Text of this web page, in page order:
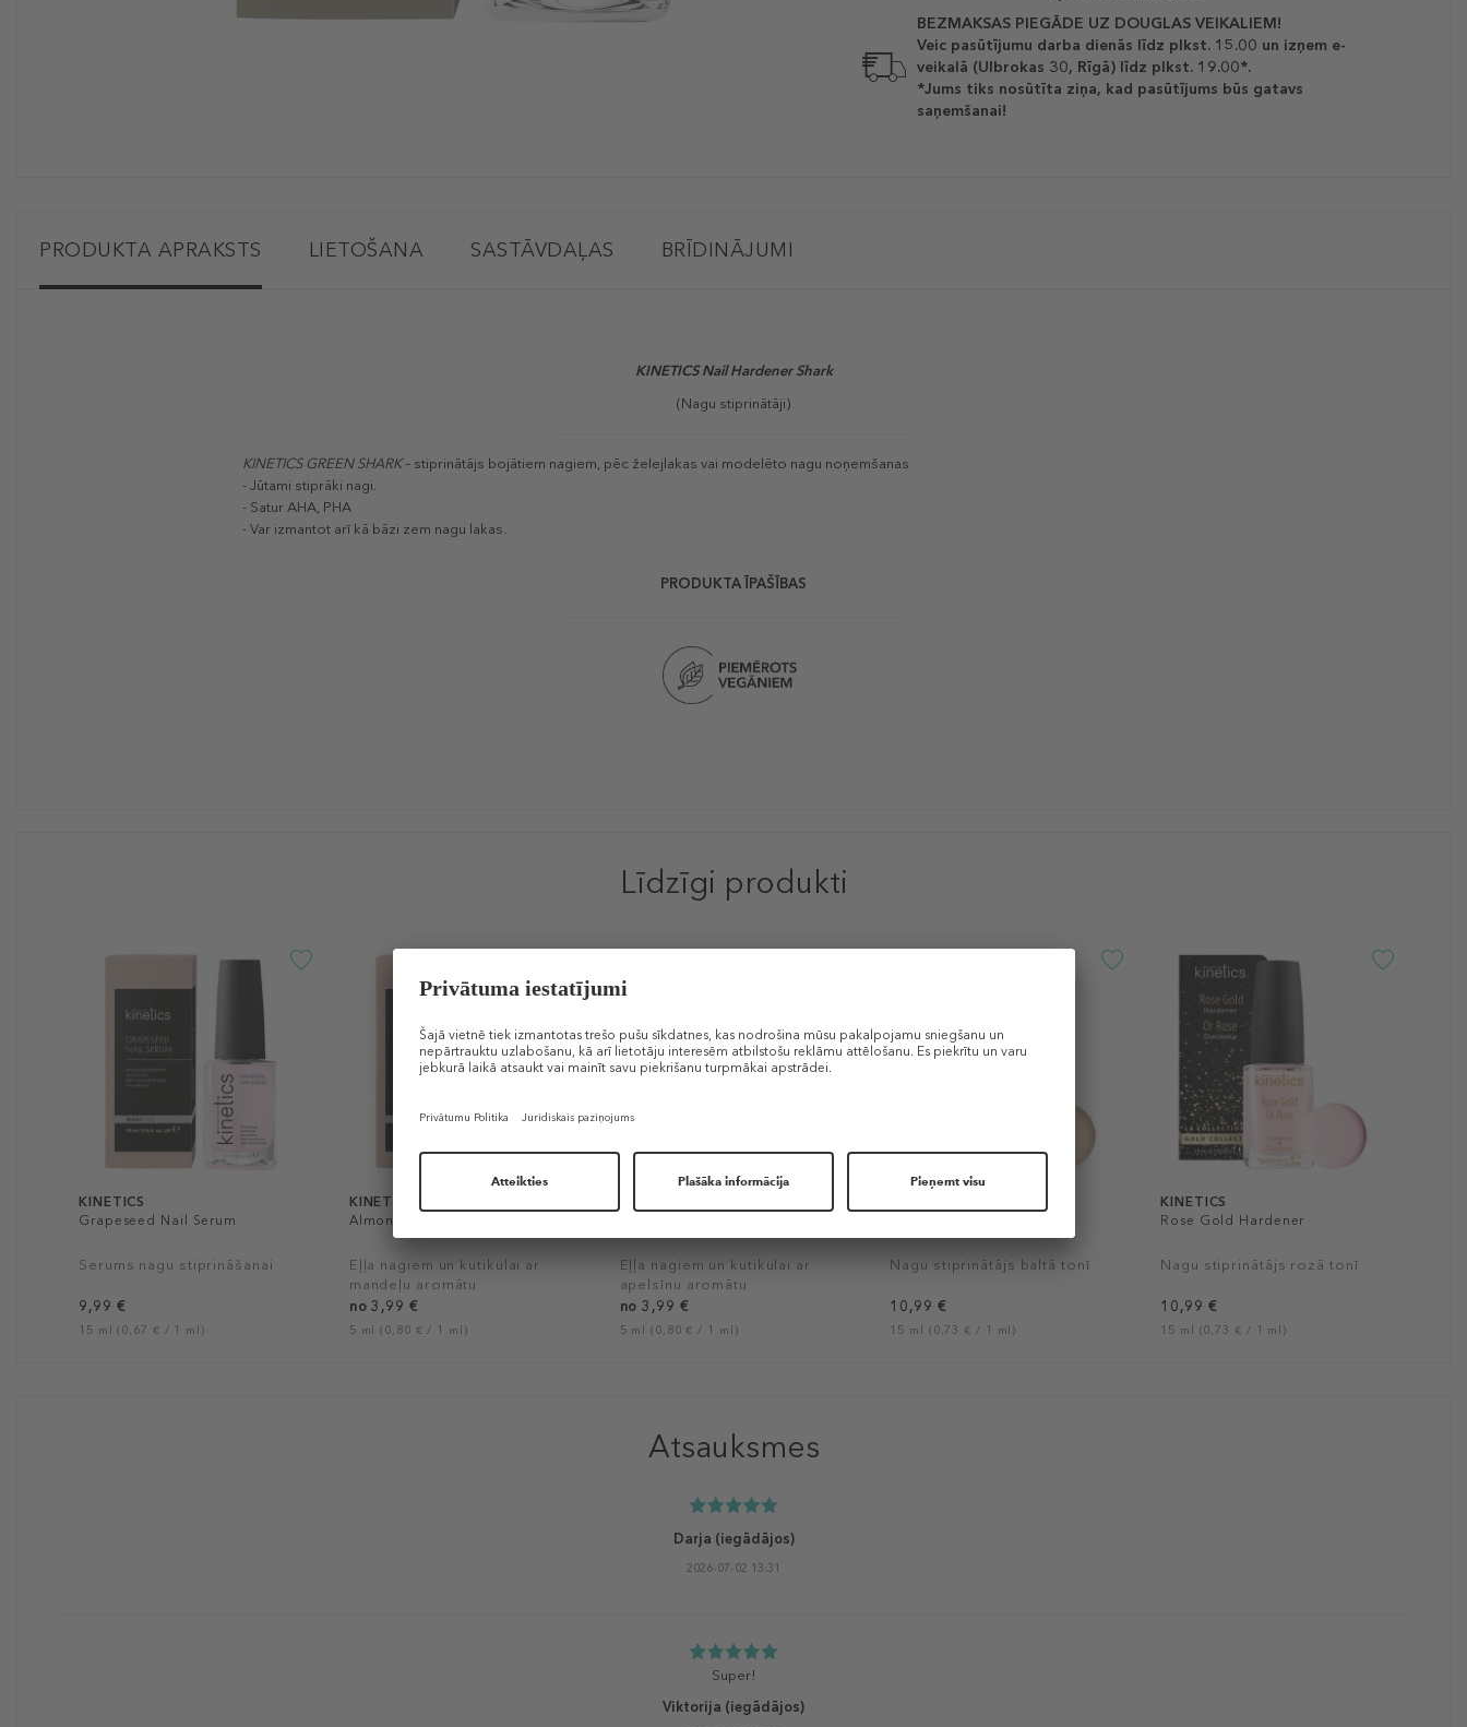
BEZMAKSAS PIEGĀDE UZ DOUGLAS VEIKALIEM!
Veic pasūtījumu darba dienās līdz plkst. 15.00 un izņem e-
veikalā (Ulbrokas 30, Rīgā) līdz plkst. 19.00*.
*Jums tiks nosūtīta ziņa, kad pasūtījums būs gatavs
saņemšanai!
PRODUKTA APRAKSTS LIETOŠANA SASTĀVDAĻAS BRĪDINĀJUMI
KINETICS Nail Hardener Shark
(Nagu stiprinātāji)
KINETICS GREEN SHARK– stiprinātājs bojātiem nagiem, pēc želejlakas vai modelēto nagu noņemšanas
- Jūtami stiprāki nagi.
- Satur AHA, PHA
- Var izmantot arī kā bāzi zem nagu lakas.
PRODUKTA ĪPAŠĪBAS
Līdzīgi produkti
KINETICS
Grapeseed Nail Serum
Serums nagu stiprināšanai
9,99 €
15 ml (0,67 € / 1 ml)
KINETICS
Almond Cuticle Essential Oil
Eļļa nagiem un kutikulai ar
mandeļu aromātu
no 3,99 €
5 ml (0,80 € / 1 ml)
Eļļa nagiem un kutikulai ar
apelsīnu aromātu
no 3,99 €
5 ml (0,80 € / 1 ml)
Nagu stiprinātājs baltā tonī
10,99 €
15 ml (0,73 € / 1 ml)
KINETICS
Rose Gold Hardener
Nagu stiprinātājs rozā tonī
10,99 €
15 ml (0,73 € / 1 ml)
Atsauksmes
Darja (iegādājos)
2026-07-02 13:31
Super!
Viktorija (iegādājos)